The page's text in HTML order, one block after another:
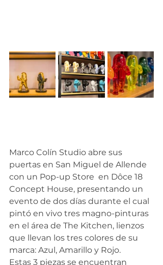
Marco Colín Studio abre sus
puertas en San Miguel de Allende
con un Pop-up Store  en Dôce 18
Concept House, presentando un
evento de dos días durante el cual
pintó en vivo tres magno-pinturas
en el área de The Kitchen, lienzos
que llevan los tres colores de su
marca: Azul, Amarillo y Rojo.
Estas 3 piezas se encuentran